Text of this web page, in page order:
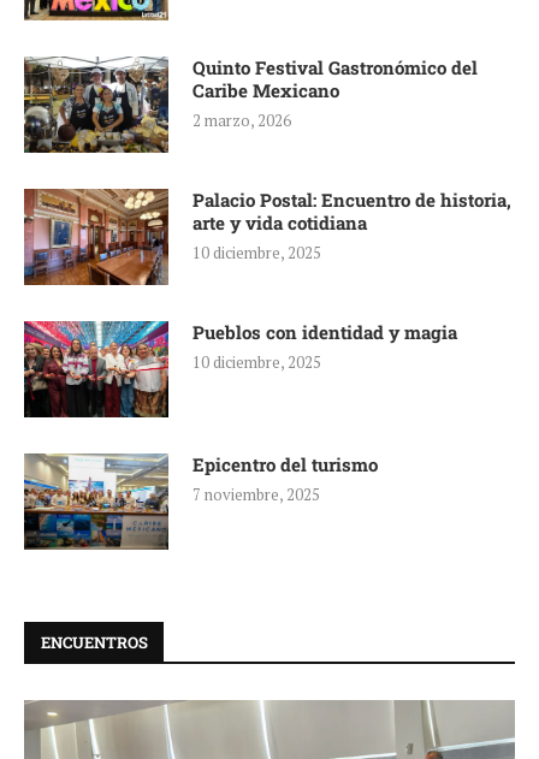
Quinto Festival Gastronómico del
Caribe Mexicano
2 marzo, 2026
Palacio Postal: Encuentro de historia,
arte y vida cotidiana
10 diciembre, 2025
Pueblos con identidad y magia
10 diciembre, 2025
Epicentro del turismo
7 noviembre, 2025
ENCUENTROS